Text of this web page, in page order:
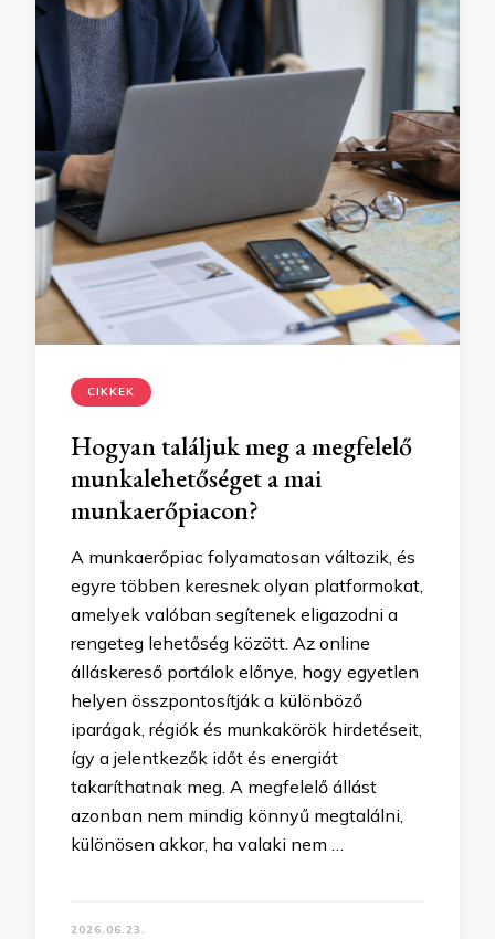
CIKKEK
Hogyan találjuk meg a megfelelő
munkalehetőséget a mai
munkaerőpiacon?
A munkaerőpiac folyamatosan változik, és
egyre többen keresnek olyan platformokat,
amelyek valóban segítenek eligazodni a
rengeteg lehetőség között. Az online
álláskereső portálok előnye, hogy egyetlen
helyen összpontosítják a különböző
iparágak, régiók és munkakörök hirdetéseit,
így a jelentkezők időt és energiát
takaríthatnak meg. A megfelelő állást
azonban nem mindig könnyű megtalálni,
különösen akkor, ha valaki nem …
2026.06.23.